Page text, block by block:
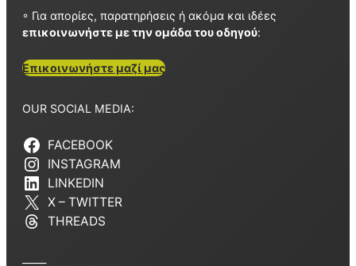
◦ Για απορίες, παρατηρήσεις ή ακόμα και ιδέες
επικοινωνήστε με την ομάδα του οδηγού:
Επικοινωνήστε μαζί μας
OUR SOCIAL MEDIA:
FACEBOOK
INSTAGRAM
LINKEDIN
X – TWITTER
THREADS